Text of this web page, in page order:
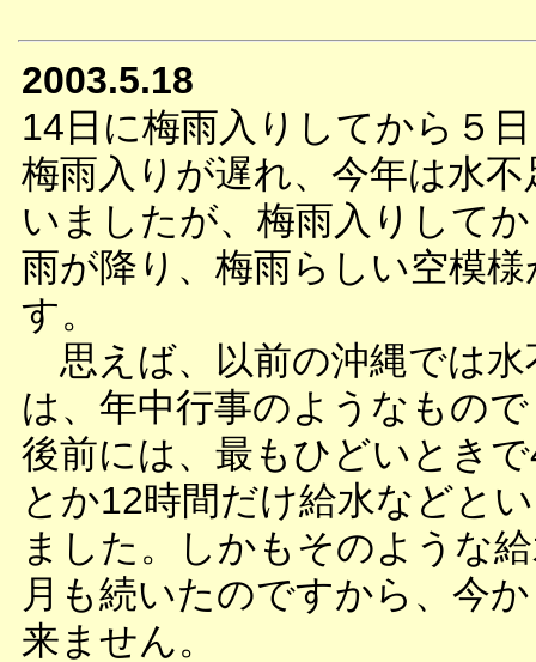
2003.5.18
14日に梅雨入りしてから５
梅雨入りが遅れ、今年は水
いましたが、梅雨入りして
雨が降り、梅雨らしい空模
す。
思えば、以前の沖縄では水
は、年中行事のようなもの
後前には、最もひどいとき
とか12時間だけ給水などと
ました。しかもそのような
月も続いたのですから、今
来ません。